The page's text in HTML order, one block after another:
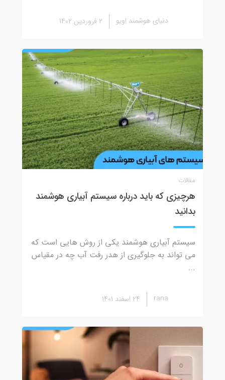
دنیای هوشمند اویو
مقالات
هرچیزی که باید درباره سیستم آبیاری هوشمند
بدانید
سیستم آبیاری هوشمند یکی از روش هایی است که
می تواند به جلوگیری از هدر رفت آب چه در مقیاس
...